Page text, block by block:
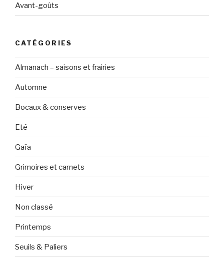
Avant-goûts
CATÉGORIES
Almanach – saisons et frairies
Automne
Bocaux & conserves
Eté
Gaïa
Grimoires et carnets
Hiver
Non classé
Printemps
Seuils & Paliers